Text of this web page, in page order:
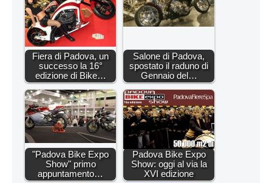
Fiera di Padova, un
successo la 16°
edizione di Bike…
Salone di Padova,
spostato il raduno di
Gennaio del…
"Padova Bike Expo
Show" primo
appuntamento…
Padova Bike Expo
Show: oggi al via la
XVI edizione